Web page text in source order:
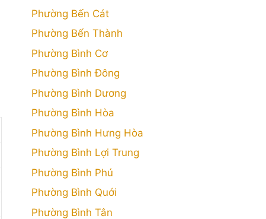
Phường Bến Cát
Phường Bến Thành
Phường Bình Cơ
Phường Bình Đông
Phường Bình Dương
Phường Bình Hòa
Phường Bình Hưng Hòa
Phường Bình Lợi Trung
Phường Bình Phú
Phường Bình Quới
Phường Bình Tân